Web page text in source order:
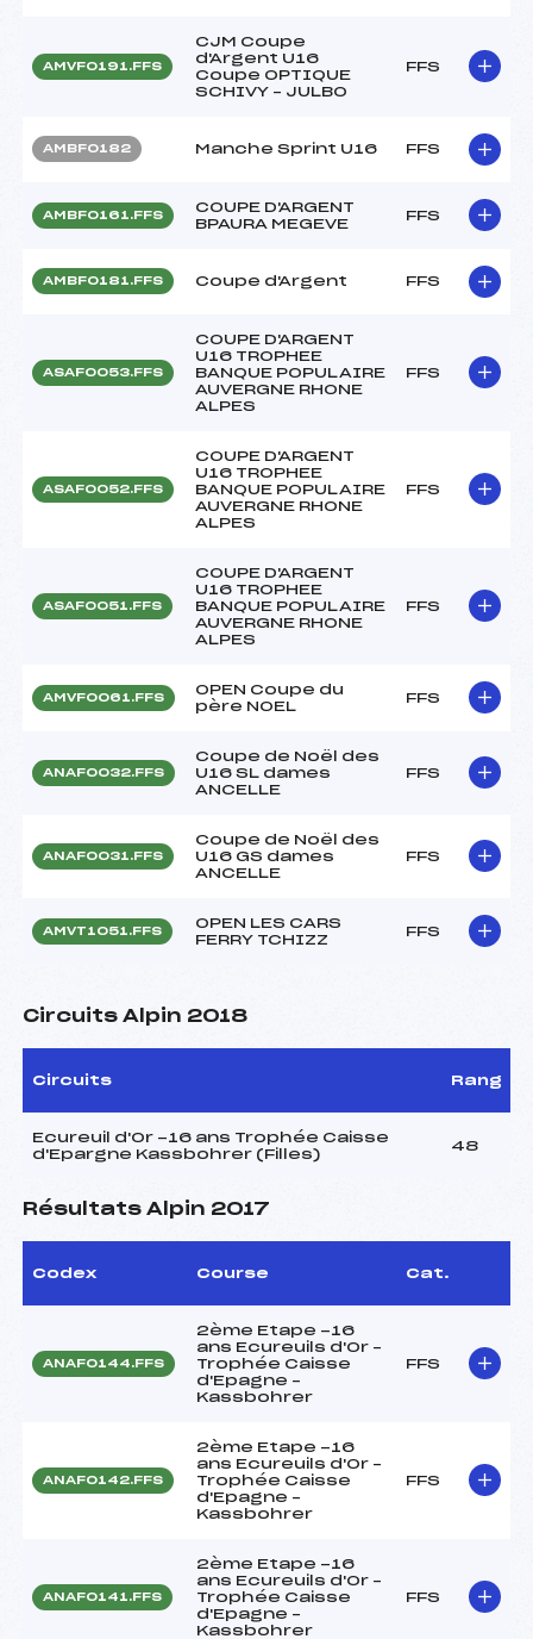
AMVF0191.FFS
CJM Coupe
d'Argent U16
Coupe OPTIQUE
SCHIVY – JULBO
FFS
AMBF0182 Manche Sprint U16 FFS
AMBF0161.FFS
COUPE D'ARGENT
BPAURA MEGEVE
FFS
AMBF0181.FFS Coupe d'Argent FFS
ASAF0053.FFS
COUPE D'ARGENT
U16 TROPHEE
BANQUE POPULAIRE
AUVERGNE RHONE
ALPES
FFS
ASAF0052.FFS
COUPE D'ARGENT
U16 TROPHEE
BANQUE POPULAIRE
AUVERGNE RHONE
ALPES
FFS
ASAF0051.FFS
COUPE D'ARGENT
U16 TROPHEE
BANQUE POPULAIRE
AUVERGNE RHONE
ALPES
FFS
AMVF0061.FFS
OPEN Coupe du
père NOEL
FFS
ANAF0032.FFS
Coupe de Noël des
U16 SL dames
ANCELLE
FFS
ANAF0031.FFS
Coupe de Noël des
U16 GS dames
ANCELLE
FFS
AMVT1051.FFS
OPEN LES CARS
FERRY TCHIZZ
FFS
Circuits Alpin 2018
Circuits Rang
Ecureuil d'Or -16 ans Trophée Caisse
d'Epargne Kassbohrer (Filles)
48
Résultats Alpin 2017
Codex Course Cat.
ANAF0144.FFS
2ème Etape -16
ans Ecureuils d'Or –
Trophée Caisse
d'Epagne –
Kassbohrer
FFS
ANAF0142.FFS
2ème Etape -16
ans Ecureuils d'Or –
Trophée Caisse
d'Epagne –
Kassbohrer
FFS
ANAF0141.FFS
2ème Etape -16
ans Ecureuils d'Or –
Trophée Caisse
d'Epagne –
Kassbohrer
FFS